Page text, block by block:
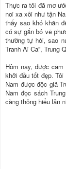
Thực ra tôi đã mơ
nơi xa xôi như tận
thấy sao khó khăn
có sự gắn bó về
thường tự hỏi, sao
Tranh Ai Ca”, Trung
Hôm nay, được
khởi đầu tốt đẹp.
Nam được độc giả
Nam đọc sách
càng thông hiểu lẫn